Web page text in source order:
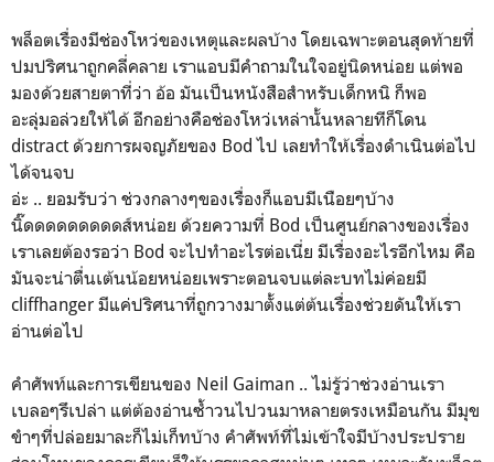
พล็อตเรื่องมีช่องโหว่ของเหตุและผลบ้าง โดยเฉพาะตอนสุดท้ายที่
ปมปริศนาถูกคลี่คลาย เราแอบมีคำถามในใจอยู่นิดหน่อย แต่พอ
มองด้วยสายตาที่ว่า อ้อ มันเป็นหนังสือสำหรับเด็กหนิ ก็พอ
อะลุ่มอล่วยให้ได้ อีกอย่างคือช่องโหว่เหล่านั้นหลายทีก็โดน
distract ด้วยการผจญภัยของ Bod ไป เลยทำให้เรื่องดำเนินต่อไป
ได้จนจบ
อ่ะ .. ยอมรับว่า ช่วงกลางๆของเรื่องก็แอบมีเนือยๆบ้าง
นิ๊ดดดดดดดดดส์หน่อย ด้วยความที่ Bod เป็นศูนย์กลางของเรื่อง
เราเลยต้องรอว่า Bod จะไปทำอะไรต่อเนี่ย มีเรื่องอะไรอีกไหม คือ
มันจะน่าตื่นเต้นน้อยหน่อยเพราะตอนจบแต่ละบทไม่ค่อยมี
cliffhanger มีแค่ปริศนาที่ถูกวางมาตั้งแต่ต้นเรื่องช่วยดันให้เรา
อ่านต่อไป
คำศัพท์และการเขียนของ Neil Gaiman .. ไม่รู้ว่าช่วงอ่านเรา
เบลอๆรึเปล่า แต่ต้องอ่านซ้ำวนไปวนมาหลายตรงเหมือนกัน มีมุข
ขำๆที่ปล่อยมาละก็ไม่เก็ทบ้าง คำศัพท์ที่ไม่เข้าใจมีบ้างประปราย